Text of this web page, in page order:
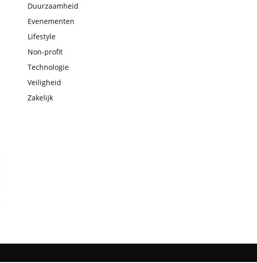
Duurzaamheid
Evenementen
Lifestyle
Non-profit
Technologie
Veiligheid
Zakelijk